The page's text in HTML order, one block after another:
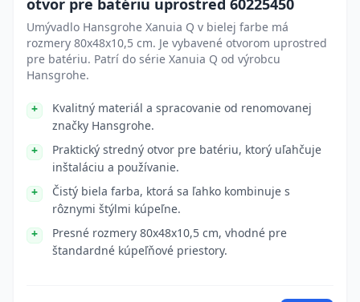
otvor pre batériu uprostred 60225450
Umývadlo Hansgrohe Xanuia Q v bielej farbe má
rozmery 80x48x10,5 cm. Je vybavené otvorom uprostred
pre batériu. Patrí do série Xanuia Q od výrobcu
Hansgrohe.
Kvalitný materiál a spracovanie od renomovanej
značky Hansgrohe.
Praktický stredný otvor pre batériu, ktorý uľahčuje
inštaláciu a používanie.
Čistý biela farba, ktorá sa ľahko kombinuje s
rôznymi štýlmi kúpeľne.
Presné rozmery 80x48x10,5 cm, vhodné pre
štandardné kúpeľňové priestory.